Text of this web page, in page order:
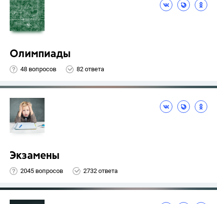
Олимпиады
48 вопросов 82 ответа
Экзамены
2045 вопросов 2732 ответа